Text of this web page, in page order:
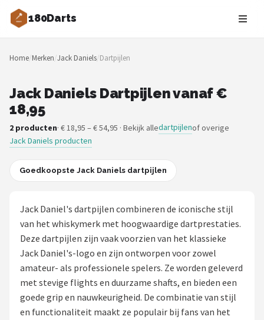
180Darts
Zoeken
NAVIGATIE
Merken
Blog
Dartspelers
Spelregels
Uitgooilijst
Dartshop
POPULAIRE MERKEN
Home/Merken/Jack Daniels/Dartpijlen
Jack Daniels Dartpijlen vanaf €
18,95
2 producten· € 18,95 – € 54,95 · Bekijk alledartpijlenof overige
Jack Daniels producten
Goedkoopste Jack Daniels dartpijlen
Jack Daniel's dartpijlen combineren de iconische stijl
van het whiskymerk met hoogwaardige dartprestaties.
Deze dartpijlen zijn vaak voorzien van het klassieke
Jack Daniel's-logo en zijn ontworpen voor zowel
amateur- als professionele spelers. Ze worden geleverd
met stevige flights en duurzame shafts, en bieden een
goede grip en nauwkeurigheid. De combinatie van stijl
en functionaliteit maakt ze populair bij fans van het